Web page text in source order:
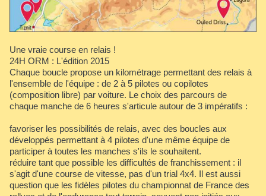
Une vraie course en relais !
24H ORM : L'édition 2015
Chaque boucle propose un kilométrage permettant des relais à
l'ensemble de l'équipe : de 2 à 5 pilotes ou copilotes
(composition libre) par voiture. Le choix des parcours de
chaque manche de 6 heures s'articule autour de 3 impératifs :
favoriser les possibilités de relais, avec des boucles aux
développés permettant à 4 pilotes d'une même équipe de
participer à toutes les manches s'ils le souhaitent.
réduire tant que possible les difficultés de franchissement : il
s'agit d'une course de vitesse, pas d'un trial 4x4. Il est aussi
question que les fidèles pilotes du championnat de France des